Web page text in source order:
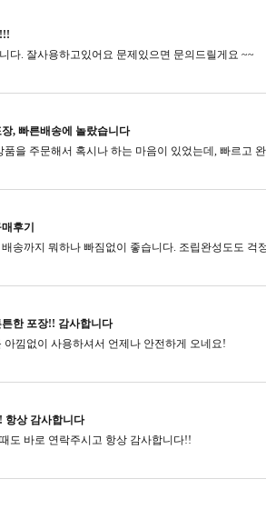
다. 잘사용하고있어요 문제있으면 문의드릴게요 ~~
, 빠른배송에 놀랐습니다
후기
송까지 뭐하나 빠짐없이 좋습니다. 조립완성도도 걱
한 포장!! 감사합니다
아낌없이 사용하셔서 언제나 안전하게 오네요!
항상 감사합니다
도 바로 연락주시고​ 항상 감사합니다!!